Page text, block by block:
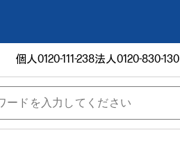
個人0120-111-238法人0120-830-130